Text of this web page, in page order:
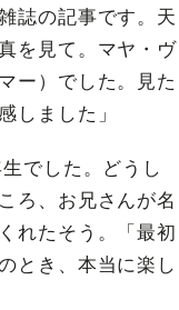
誌の記事です。天
を見て。マヤ・ヴ
ー）でした。見た
しました」
でした。どうし
ろ、お兄さんが名
れたそう。「最初
とき、本当に楽し